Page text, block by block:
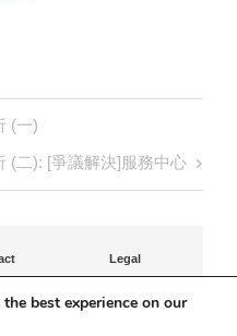
(一)
(二): [爭議解決]服務中心
Legal
Terms of Use
best experience on our